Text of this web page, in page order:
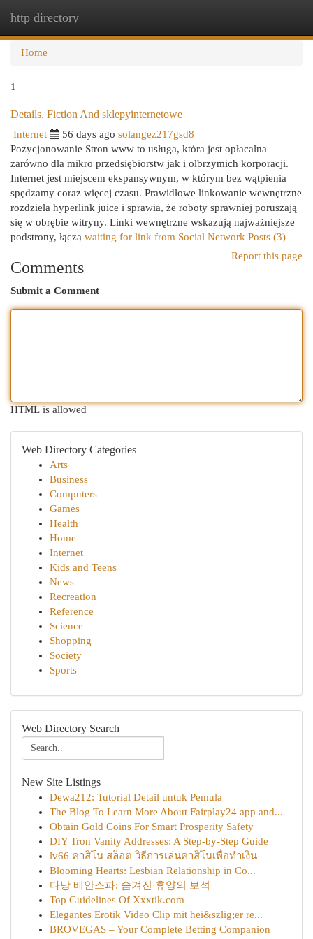
http directory
Home
1
Details, Fiction And sklepyinternetowe
Internet 56 days ago solangez217gsd8
Pozycjonowanie Stron www to usługa, która jest opłacalna
zarówno dla mikro przedsiębiorstw jak i olbrzymich korporacji.
Internet jest miejscem ekspansywnym, w którym bez wątpienia
spędzamy coraz więcej czasu. Prawidłowe linkowanie wewnętrzne
rozdziela hyperlink juice i sprawia, że roboty sprawniej poruszają
się w obrębie witryny. Linki wewnętrzne wskazują najważniejsze
podstrony, łączą waiting for link from Social Network Posts (3)
Report this page
Comments
Submit a Comment
HTML is allowed
Web Directory Categories
Arts
Business
Computers
Games
Health
Home
Internet
Kids and Teens
News
Recreation
Reference
Science
Shopping
Society
Sports
Web Directory Search
New Site Listings
Dewa212: Tutorial Detail untuk Pemula
The Blog To Learn More About Fairplay24 app and...
Obtain Gold Coins For Smart Prosperity Safety
DIY Tron Vanity Addresses: A Step-by-Step Guide
lv66 คาสิโน สล็อต วิธีการเล่นคาสิโนเพื่อทำเงิน
Blooming Hearts: Lesbian Relationship in Co...
다낭 베안스파: 숨겨진 휴양의 보석
Top Guidelines Of Xxxtik.com
Elegantes Erotik Video Clip mit hei&szlig;er re...
BROVEGAS – Your Complete Betting Companion